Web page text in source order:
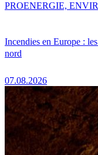
Incendies en Europe :
nord
07.08.2026
PROENERGIE,